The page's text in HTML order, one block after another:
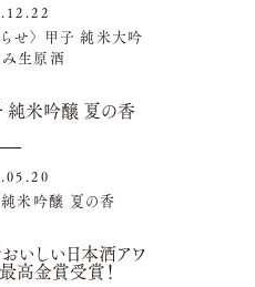
せ〉 甲子 純米大吟
生原酒
純米吟醸 夏の香